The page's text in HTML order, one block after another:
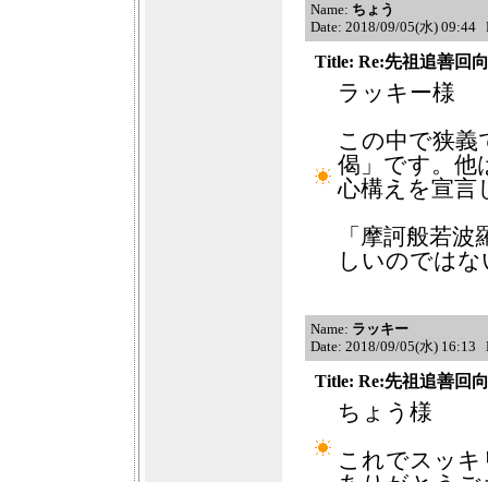
Name: ちょう
Date: 2018/09/05(水) 09:44
Title: Re:先祖追善回向
ラッキー様
この中で狭義
偈」です。他
心構えを宣言
「摩訶般若
しいのでは
Name: ラッキー
Date: 2018/09/05(水) 16:13
Title: Re:先祖追善回向
ちょう様
これでスッ